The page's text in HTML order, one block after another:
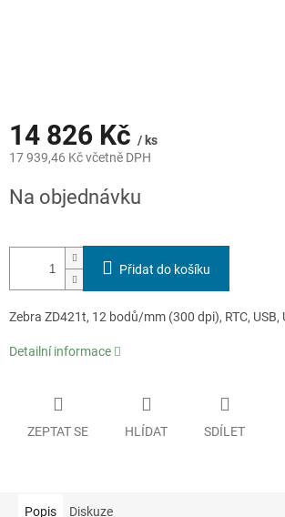
14 826 Kč / ks
17 939,46 Kč včetně DPH
cena:
Na objednávku
Přidat do košíku
Zebra ZD421t, 12 bodů/mm (300 dpi), RTC, USB,
Detailní informace
ZEPTAT SE HLÍDAT SDÍLET
Popis Diskuze